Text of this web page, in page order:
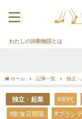
わたしの決断物語とは
ホーム 記事一覧 独立・
独立・起業 #40代
#飲食店開業 #ブラン